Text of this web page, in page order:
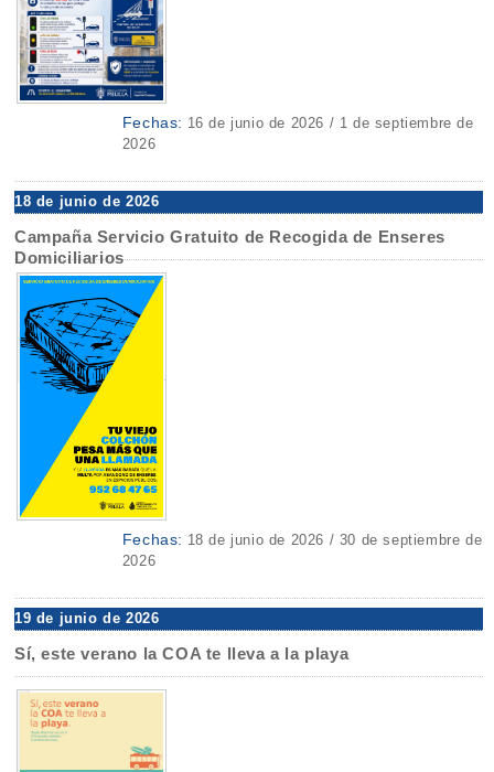
Fechas: 16 de junio de 2026 / 1 de septiembre de
2026
18 de junio de 2026
Campaña Servicio Gratuito de Recogida de Enseres
Domiciliarios
Fechas: 18 de junio de 2026 / 30 de septiembre de
2026
19 de junio de 2026
Sí, este verano la COA te lleva a la playa